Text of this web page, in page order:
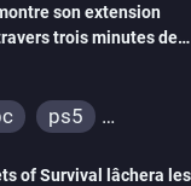
son extension
trois minutes de
ps5
of Survival lâchera les